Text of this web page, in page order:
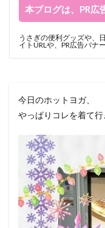
本ブログは、PR広
うさぎの便利グッズや、
イトURLや、PR広告バナ
今日のホットヨガ、
やっぱりコレを着て行